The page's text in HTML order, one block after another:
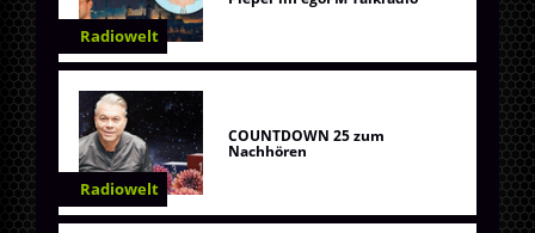
Radiowelt
Radiowelt
COUNTDOWN 25 zum
Nachhören